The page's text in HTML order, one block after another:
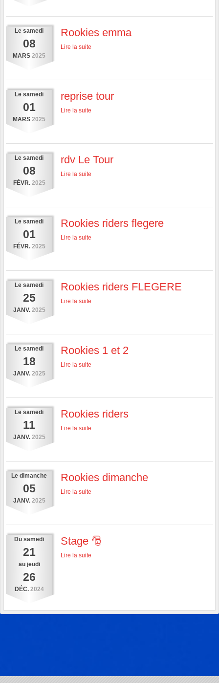
Le samedi
08
MARS 2025
Rookies emma
Lire la suite
Le samedi
01
MARS 2025
reprise tour
Lire la suite
Le samedi
08
FÉVR. 2025
rdv Le Tour
Lire la suite
Le samedi
01
FÉVR. 2025
Rookies riders flegere
Lire la suite
Le samedi
25
JANV. 2025
Rookies riders FLEGERE
Lire la suite
Le samedi
18
JANV. 2025
Rookies 1 et 2
Lire la suite
Le samedi
11
JANV. 2025
Rookies riders
Lire la suite
Le dimanche
05
JANV. 2025
Rookies dimanche
Lire la suite
Du samedi
21
au jeudi
26
DÉC. 2024
Stage 🎅
Lire la suite